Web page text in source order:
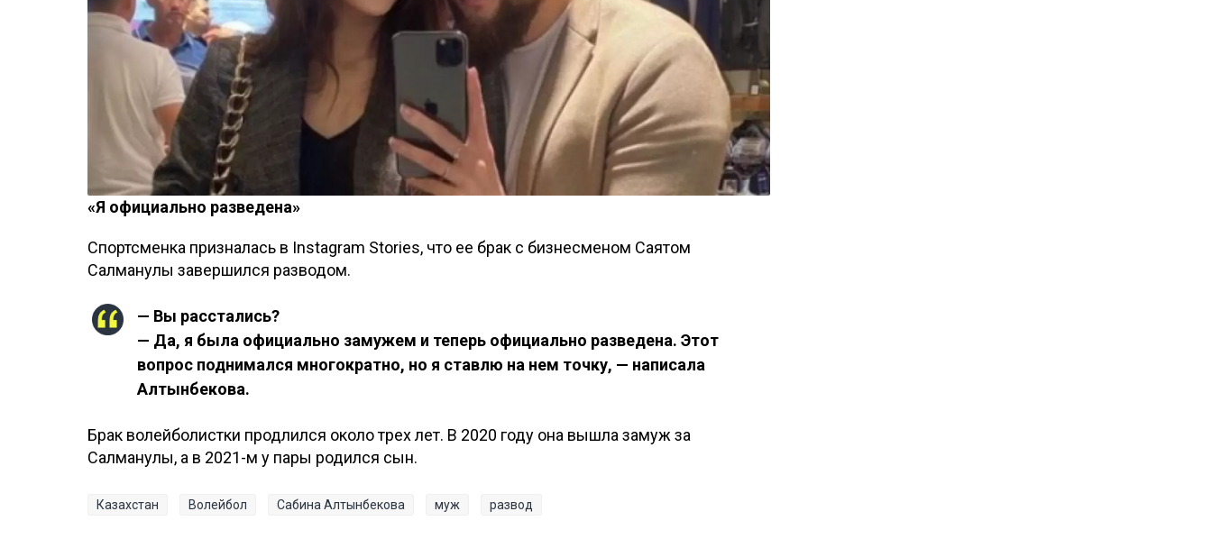
«Я официально разведена»
Спортсменка призналась в Instagram Stories, что ее брак с бизнесменом Саятом
Салманулы завершился разводом.
— Вы расстались?
— Да, я была официально замужем и теперь официально разведена. Этот
вопрос поднимался многократно, но я ставлю на нем точку, — написала
Алтынбекова.
Брак волейболистки продлился около трех лет. В 2020 году она вышла замуж за
Салманулы, а в 2021-м у пары родился сын.
Казахстан Волейбол Сабина Алтынбекова муж развод